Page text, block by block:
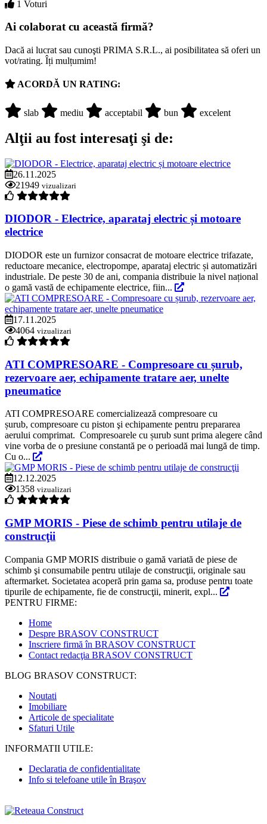
1 Voturi
Ai colaborat cu această firmă?
Dacă ai lucrat sau cunoşti PRIMA S.R.L., ai posibilitatea să oferi un
vot/rating. Îți mulțumim!
ACORDĂ UN RATING:
slab mediu acceptabil bun excelent
Alţii au fost interesaţi şi de:
26.11.2025
21949 vizualizari
DIODOR - Electrice, aparataj electric și motoare
electrice
DIODOR este un furnizor consacrat de motoare electrice trifazate,
reductoare mecanice, electropompe, aparataj electric și automatizări
industriale. De peste 30 de ani, compania distribuie la nivel național
o gamă vastă de echipamente electrice, fiin...
17.11.2025
4064 vizualizari
ATI COMPRESOARE - Compresoare cu șurub,
rezervoare aer, echipamente tratare aer, unelte
pneumatice
ATI COMPRESOARE comercializează compresoare cu
șurub, compresoare cu piston şi echipamente pentru prepararea
aerului comprimat. Compresoarele cu șurub sunt prima alegere când
vine vorba de o presiune constantă pe o perioadă mai lungă de timp.
Cu o...
12.12.2025
1358 vizualizari
GMP MORIS - Piese de schimb pentru utilaje de
construcţii
Compania GMP MORIS distribuie o gamă variată de piese de
schimb şi consumabile pentru utilaje de construcţii, originale sau
aftermarket. Societatea acoperă prin gama sa, produse pentru toate
tipurile de echipamente, fie de construcţii, minerit, expl...
PENTRU FIRME:
Home
Despre BRASOV CONSTRUCT
Inscriere firmă în BRASOV CONSTRUCT
Contact redacţia BRASOV CONSTRUCT
BLOG BRASOV CONSTRUCT:
Noutati
Imobiliare
Articole de specialitate
Sfaturi Utile
INFORMATII UTILE:
Declaratia de confidentialitate
Info si telefoane utile în Braşov